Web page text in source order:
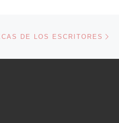
DE LOS ESCRITORES